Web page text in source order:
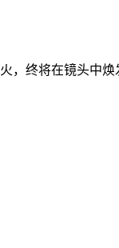
，终将在镜头中